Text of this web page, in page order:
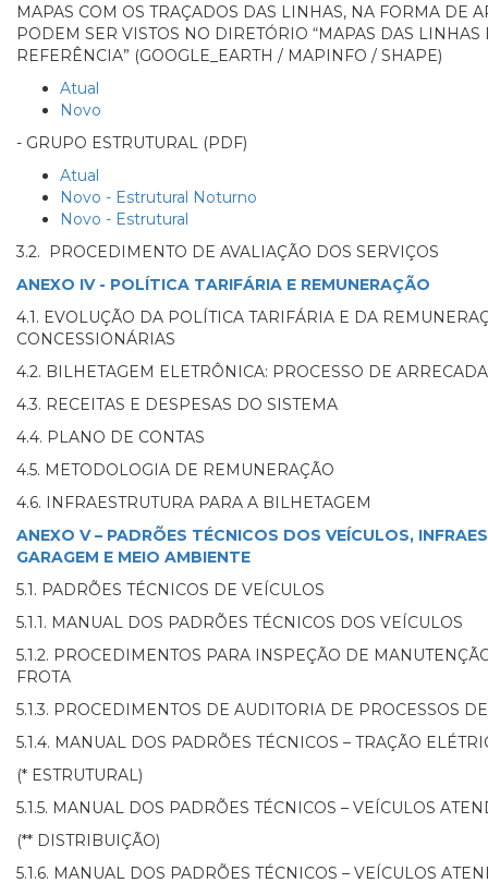
MAPAS COM OS TRAÇADOS DAS LINHAS, NA FORMA DE
PODEM SER VISTOS NO DIRETÓRIO “MAPAS DAS
REFERÊNCIA” (GOOGLE_EARTH / MAPINFO / SHAPE)
Atual
Novo
- GRUPO ESTRUTURAL (PDF)
Atual
Novo - Estrutural Noturno
Novo - Estrutural
3.2. PROCEDIMENTO DE AVALIAÇÃO DOS SERVIÇOS
ANEXO IV - POLÍTICA TARIFÁRIA E REMUNERAÇÃO
4.1. EVOLUÇÃO DA POLÍTICA TARIFÁRIA E DA
CONCESSIONÁRIAS
4.2. BILHETAGEM ELETRÔNICA: PROCESSO DE
4.3. RECEITAS E DESPESAS DO SISTEMA
4.4. PLANO DE CONTAS
4.5. METODOLOGIA DE REMUNERAÇÃO
4.6. INFRAESTRUTURA PARA A BILHETAGEM
ANEXO V – PADRÕES TÉCNICOS DOS VEÍCULOS,
GARAGEM E MEIO AMBIENTE
5.1. PADRÕES TÉCNICOS DE VEÍCULOS
5.1.1. MANUAL DOS PADRÕES TÉCNICOS DOS VEÍCULOS
5.1.2. PROCEDIMENTOS PARA INSPEÇÃO DE
FROTA
5.1.3. PROCEDIMENTOS DE AUDITORIA DE PROCESSOS
5.1.4. MANUAL DOS PADRÕES TÉCNICOS – TRAÇÃO
(* ESTRUTURAL)
5.1.5. MANUAL DOS PADRÕES TÉCNICOS – VEÍCULOS
(** DISTRIBUIÇÃO)
5.1.6. MANUAL DOS PADRÕES TÉCNICOS – VEÍCULOS